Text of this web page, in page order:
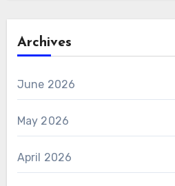
Archives
June 2026
May 2026
April 2026